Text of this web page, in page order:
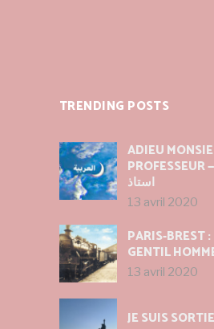
TRENDING POSTS
ADIEU
PROFESSEUR — مع السلامة يا
استاذ
13 avril 2020
PARIS-BREST :
GENTIL
13 avril 2020
JE SUIS